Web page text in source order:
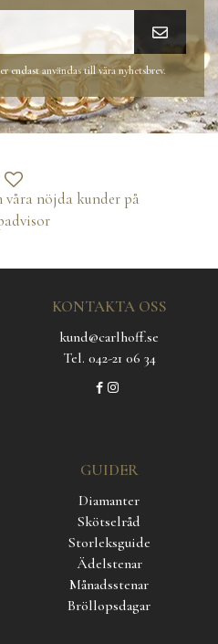
endast användas till våra nyhetsbrev.
våra nöjda kunder på
KONTAKTA OSS
kund@carlhoff.se
Tel. 042-21 06 34
GUIDER
Diamanter
Skötselråd
Storleksguide
Ädelstenar
Månadsstenar
Bröllopsdagar